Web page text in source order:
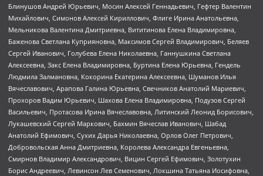
Блинушов Андрей Юрьевич, Мосин Алексей Геннадьевич, Гефтер Валентин
Михайлович, Симонов Алексей Кириллович, Флиге Ирина Анатольевна,
Мельникова Валентина Дмитриевна, Вититинова Елена Владимировна,
Баженова Светлана Куприяновна, Максимов Сергей Владимирович, Беляев
Сергей Иванович, Голубева Елена Николаевна, Ганнушкина Светлана
Алексеевна, Закс Елена Владимировна, Буртина Елена Юрьевна, Гендель
Людмила Залмановна, Кокорина Екатерина Алексеевна, Шуманов Илья
Вячеславович, Арапова Галина Юрьевна, Свечников Анатолий Мариевич,
Прохоров Вадим Юрьевич, Шахова Елена Владимировна, Подузов Сергей
Васильевич, Протасова Ирина Вячеславовна, Литинский Леонид Борисович,
Лукашевский Сергей Маркович, Бахмин Вячеслав Иванович, Шабад
Анатолий Ефимович, Сухих Дарья Николаевна, Орлов Олег Петрович,
Добровольская Анна Дмитриевна, Королева Александра Евгеньевна,
Смирнов Владимир Александрович, Вицин Сергей Ефимович, Золотухин
Борис Андреевич, Левинсон Лев Семенович, Локшина Татьяна Иосифовна,